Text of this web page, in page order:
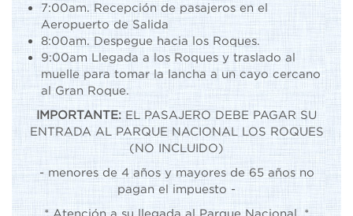
7:00am. Recepción de pasajeros en el
Aeropuerto de Salida
8:00am. Despegue hacia los Roques.
9:00am Llegada a los Roques y traslado al
muelle para tomar la lancha a un cayo cercano
al Gran Roque.
IMPORTANTE: EL PASAJERO DEBE PAGAR SU
ENTRADA AL PARQUE NACIONAL LOS ROQUES
(NO INCLUIDO)
- menores de 4 años y mayores de 65 años no
pagan el impuesto -
* Atención a su llegada al Parque Nacional. *